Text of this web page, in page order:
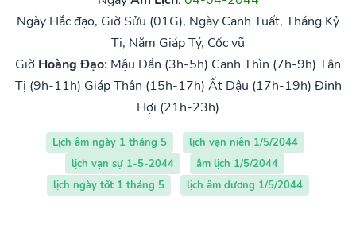
Ngày Hắc đạo, Giờ Sửu (01G), Ngày Canh Tuất, Tháng Kỷ
Tị, Năm Giáp Tý, Cốc vũ
Giờ Hoàng Đạo: Mậu Dần (3h-5h) Canh Thìn (7h-9h) Tân
Tị (9h-11h) Giáp Thân (15h-17h) Ất Dậu (17h-19h) Đinh
Hợi (21h-23h)
Lịch âm ngày 1 tháng 5
lịch vạn niên 1/5/2044
lịch vạn sự 1-5-2044
âm lịch 1/5/2044
lịch ngày tốt 1 tháng 5
lịch âm dương 1/5/2044